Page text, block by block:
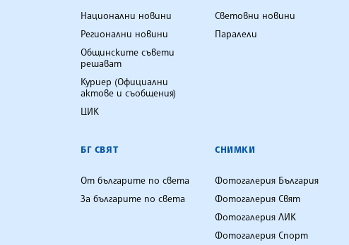
Национални новини
Регионални новини
Общинските съвети
решават
Куриер (Официални
актове и съобщения)
ЦИК
Световни новини
Паралели
БГ СВЯТ
От българите по света
За българите по света
СНИМКИ
Фотогалерия България
Фотогалерия Свят
Фотогалерия ЛИК
Фотогалерия Спорт